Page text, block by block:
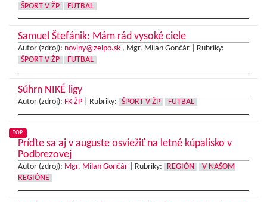
ŠPORT V ŽP FUTBAL
Samuel Štefánik: Mám rád vysoké ciele
Autor (zdroj): noviny@zelpo.sk , Mgr. Milan Gončár |
Rubriky:
ŠPORT V ŽP
FUTBAL
Súhrn NIKÉ ligy
Autor (zdroj): FK ŽP Rubriky: ŠPORT V ŽP FUTBAL
TOP
Príďte sa aj v auguste osviežiť na letné kúpalisko v
Podbrezovej
Autor (zdroj): Mgr. Milan Gončár Rubriky: REGIÓN
V NAŠOM
REGIÓNE